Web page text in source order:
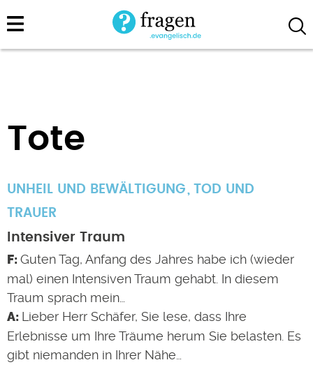
Direkt
zum
Tote
UNHEIL UND BEWÄLTIGUNG
TOD UND
TRAUER
Intensiver Traum
Guten Tag, Anfang des Jahres habe ich (wieder
mal) einen Intensiven Traum gehabt. In diesem
Traum sprach mein…
Lieber Herr Schäfer, Sie lese, dass Ihre
Erlebnisse um Ihre Träume herum Sie belasten. Es
gibt niemanden in Ihrer Nähe…